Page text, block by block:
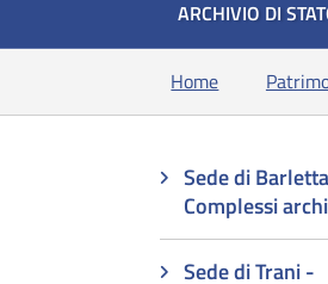
ARCHIVIO DI
Home
Sede di
Complessi
Sede di Trani -